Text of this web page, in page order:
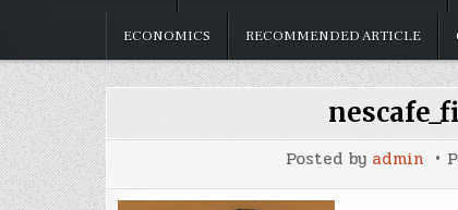
ECONOMICS RECOMMENDED ARTICLE
Posted by admin